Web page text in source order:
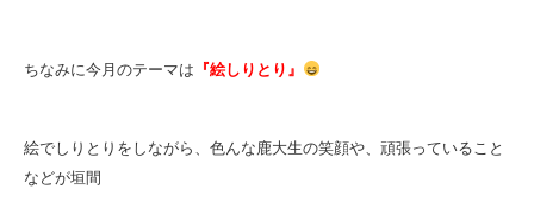
ちなみに今月のテーマは 『絵しりとり』
絵でしりとりをしながら、色んな鹿大生の笑顔や、頑張っていること
などが垣間